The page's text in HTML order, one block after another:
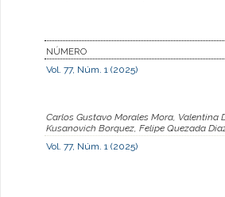
NÚMERO
Vol. 77, Núm. 1 (2025)
Carlos Gustavo Morales Mora, Valentina
Kusanovich Borquez, Felipe Quezada
Vol. 77, Núm. 1 (2025)